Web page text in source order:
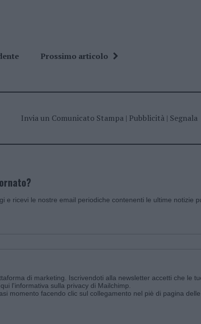
Prossimo articolo
Invia un Comunicato Stampa| Pubblicità| Segnala
e ricevi le nostre email periodiche contenenti le ultime notizie
di marketing. Iscrivendoti alla newsletter accetti che le
l'informativa sulla privacy di Mailchimp
momento facendo clic sul collegamento nel piè di pagina delle